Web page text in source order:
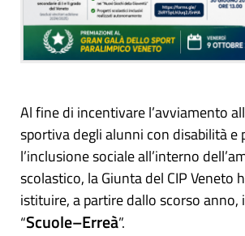
Al fine di incentivare l’avviamento
sportiva degli alunni con disabilità e
l’inclusione sociale all’interno
scolastico, la Giunta del CIP Veneto
istituire, a partire dallo scorso anno,
“Scuole–Erreà”.